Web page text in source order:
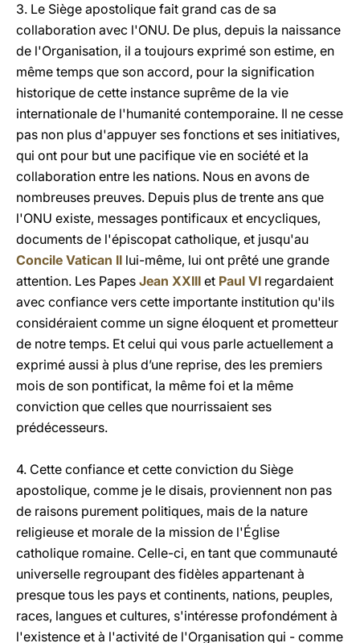
3. Le Siège apostolique fait grand cas de sa
collaboration avec l'ONU. De plus, depuis la naissance
de l'Organisation, il a toujours exprimé son estime, en
même temps que son accord, pour la signification
historique de cette instance suprême de la vie
internationale de l'humanité contemporaine. Il ne cesse
pas non plus d'appuyer ses fonctions et ses initiatives,
qui ont pour but une pacifique vie en société et la
collaboration entre les nations. Nous en avons de
nombreuses preuves. Depuis plus de trente ans que
l'ONU existe, messages pontificaux et encycliques,
documents de l'épiscopat catholique, et jusqu'au
Concile Vatican II lui-même, lui ont prêté une grande
attention. Les Papes Jean XXIII et Paul VI regardaient
avec confiance vers cette importante institution qu'ils
considéraient comme un signe éloquent et prometteur
de notre temps. Et celui qui vous parle actuellement a
exprimé aussi à plus d’une reprise, des les premiers
mois de son pontificat, la même foi et la même
conviction que celles que nourrissaient ses
prédécesseurs.
4. Cette confiance et cette conviction du Siège
apostolique, comme je le disais, proviennent non pas
de raisons purement politiques, mais de la nature
religieuse et morale de la mission de l'Église
catholique romaine. Celle-ci, en tant que communauté
universelle regroupant des fidèles appartenant à
presque tous les pays et continents, nations, peuples,
races, langues et cultures, s'intéresse profondément à
l'existence et à l'activité de l'Organisation qui - comme